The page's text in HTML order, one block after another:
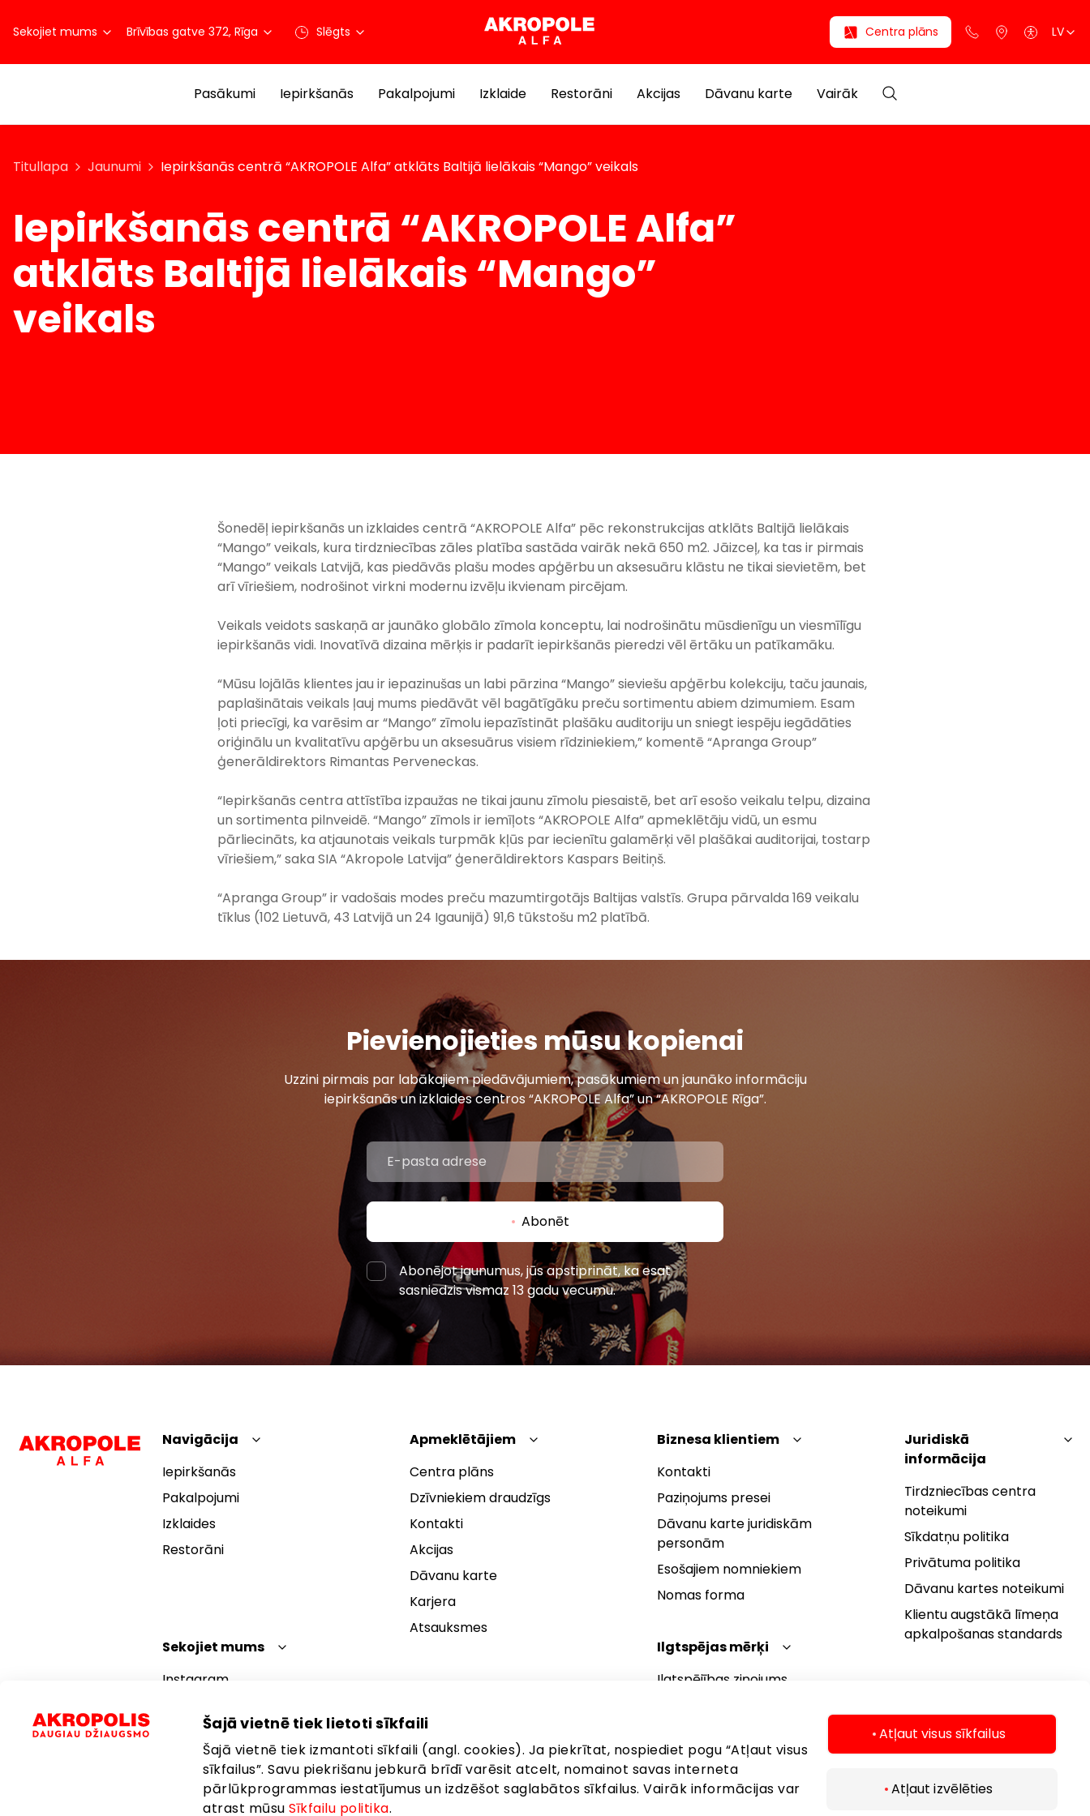
Šajā vietnē tiek lietoti sīkfaili
Šajā vietnē tiek izmantoti sīkfaili (angl. cookies). Ja piekrītat, nospiediet pogu “Atļaut visus
sīkfailus”. Savu piekrišanu jebkurā brīdī varēsit atcelt, nomainot savas interneta
pārlūkprogrammas iestatījumus un izdzēšot saglabātos sīkfailus. Vairāk informācijas var
atrast mūsu Sīkfailu politika.
Atļaut visus sīkfailus
Atļaut izvēlēties
Sekojiet mums Brīvības gatve 372, Rīga Slēgts Centra plāns LV
Pasākumi Iepirkšanās Pakalpojumi Izklaide Restorāni Akcijas Dāvanu karte Vairāk
Titullapa Jaunumi Iepirkšanās centrā “AKROPOLE Alfa” atklāts Baltijā lielākais “Mango” veikals
Iepirkšanās centrā “AKROPOLE Alfa”
atklāts Baltijā lielākais “Mango”
veikals
Šonedēļ iepirkšanās un izklaides centrā “AKROPOLE Alfa” pēc rekonstrukcijas atklāts Baltijā lielākais
“Mango” veikals, kura tirdzniecības zāles platība sastāda vairāk nekā 650 m2. Jāizceļ, ka tas ir pirmais
“Mango” veikals Latvijā, kas piedāvās plašu modes apģērbu un aksesuāru klāstu ne tikai sievietēm, bet
arī vīriešiem, nodrošinot virkni modernu izvēļu ikvienam pircējam.
Veikals veidots saskaņā ar jaunāko globālo zīmola konceptu, lai nodrošinātu mūsdienīgu un viesmīlīgu
iepirkšanās vidi. Inovatīvā dizaina mērķis ir padarīt iepirkšanās pieredzi vēl ērtāku un patīkamāku.
“Mūsu lojālās klientes jau ir iepazinušas un labi pārzina “Mango” sieviešu apģērbu kolekciju, taču jaunais,
paplašinātais veikals ļauj mums piedāvāt vēl bagātīgāku preču sortimentu abiem dzimumiem. Esam
ļoti priecīgi, ka varēsim ar “Mango” zīmolu iepazīstināt plašāku auditoriju un sniegt iespēju iegādāties
oriģinālu un kvalitatīvu apģērbu un aksesuārus visiem rīdziniekiem,” komentē “Apranga Group”
ģenerāldirektors Rimantas Perveneckas.
“Iepirkšanās centra attīstība izpaužas ne tikai jaunu zīmolu piesaistē, bet arī esošo veikalu telpu, dizaina
un sortimenta pilnveidē. “Mango” zīmols ir iemīļots “AKROPOLE Alfa” apmeklētāju vidū, un esmu
pārliecināts, ka atjaunotais veikals turpmāk kļūs par iecienītu galamērķi vēl plašākai auditorijai, tostarp
vīriešiem,” saka SIA “Akropole Latvija” ģenerāldirektors Kaspars Beitiņš.
“Apranga Group” ir vadošais modes preču mazumtirgotājs Baltijas valstīs. Grupa pārvalda 169 veikalu
tīklus (102 Lietuvā, 43 Latvijā un 24 Igaunijā) 91,6 tūkstošu m2 platībā.
Pievienojieties mūsu kopienai
Uzzini pirmais par labākajiem piedāvājumiem, pasākumiem un jaunāko informāciju
iepirkšanās un izklaides centros “AKROPOLE Alfa” un “AKROPOLE Rīga”.
Abonēt
Abonējot jaunumus, jūs apstiprināt, ka esat
sasniedzis vismaz 13 gadu vecumu.
Navigācija
Iepirkšanās
Pakalpojumi
Izklaides
Restorāni
Apmeklētājiem
Centra plāns
Dzīvniekiem draudzīgs
Kontakti
Akcijas
Dāvanu karte
Karjera
Atsauksmes
Biznesa klientiem
Kontakti
Paziņojums presei
Dāvanu karte juridiskām
personām
Esošajiem nomniekiem
Nomas forma
Ilgtspējas mērķi
Ilgtspējības ziņojums
Juridiskā
informācija
Tirdzniecības centra
noteikumi
Sīkdatņu politika
Privātuma politika
Dāvanu kartes noteikumi
Klientu augstākā līmeņa
apkalpošanas standards
Sekojiet mums
Instagram
YouTube